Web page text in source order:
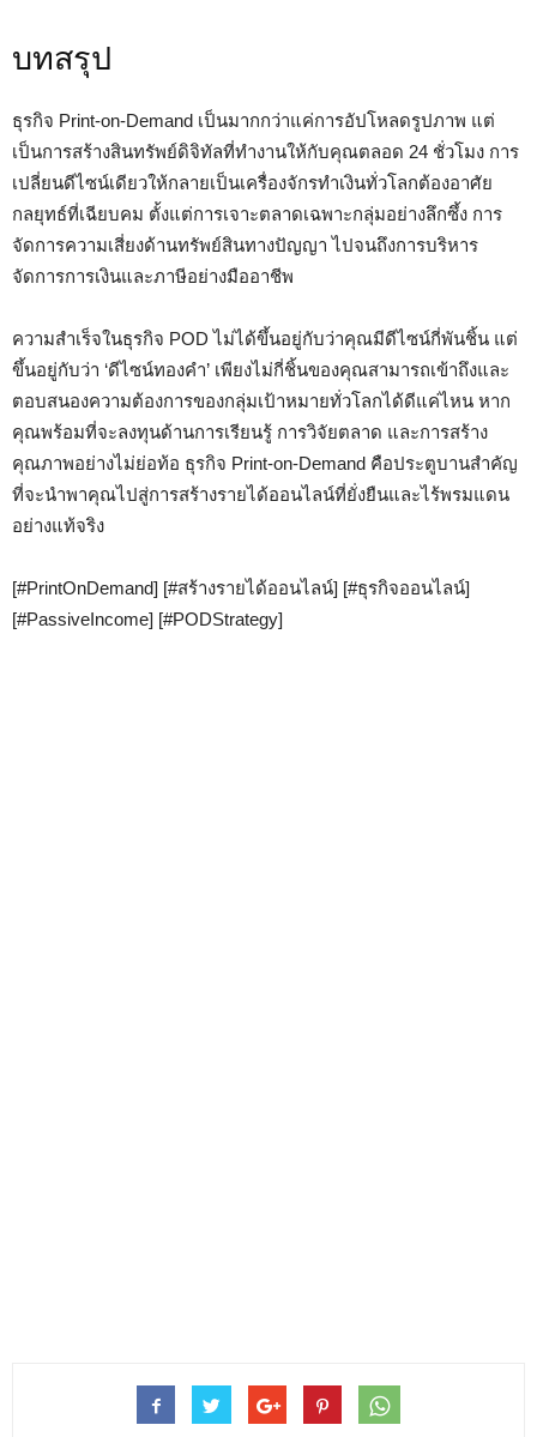
บทสรุป
ธุรกิจ Print-on-Demand เป็นมากกว่าแค่การอัปโหลดรูปภาพ แต่
เป็นการสร้างสินทรัพย์ดิจิทัลที่ทำงานให้กับคุณตลอด 24 ชั่วโมง การ
เปลี่ยนดีไซน์เดียวให้กลายเป็นเครื่องจักรทำเงินทั่วโลกต้องอาศัย
กลยุทธ์ที่เฉียบคม ตั้งแต่การเจาะตลาดเฉพาะกลุ่มอย่างลึกซึ้ง การ
จัดการความเสี่ยงด้านทรัพย์สินทางปัญญา ไปจนถึงการบริหาร
จัดการการเงินและภาษีอย่างมืออาชีพ
ความสำเร็จในธุรกิจ POD ไม่ได้ขึ้นอยู่กับว่าคุณมีดีไซน์กี่พันชิ้น แต่
ขึ้นอยู่กับว่า ‘ดีไซน์ทองคำ’ เพียงไม่กี่ชิ้นของคุณสามารถเข้าถึงและ
ตอบสนองความต้องการของกลุ่มเป้าหมายทั่วโลกได้ดีแค่ไหน หาก
คุณพร้อมที่จะลงทุนด้านการเรียนรู้ การวิจัยตลาด และการสร้าง
คุณภาพอย่างไม่ย่อท้อ ธุรกิจ Print-on-Demand คือประตูบานสำคัญ
ที่จะนำพาคุณไปสู่การสร้างรายได้ออนไลน์ที่ยั่งยืนและไร้พรมแดน
อย่างแท้จริง
[#PrintOnDemand] [#สร้างรายได้ออนไลน์] [#ธุรกิจออนไลน์]
[#PassiveIncome] [#PODStrategy]